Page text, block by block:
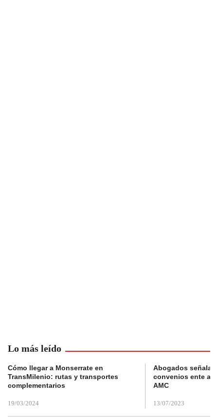
Lo más leído
Cómo llegar a Monserrate en
TransMilenio: rutas y transportes
complementarios
19/03/2024
Abogados
convenios ente
AMC
13/07/2023